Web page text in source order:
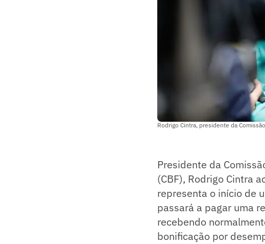
Rodrigo Cintra, presidente da
Presidente da
(CBF), Rodrigo Cintra
representa o início de
passará a pagar uma
recebendo
bonificação por